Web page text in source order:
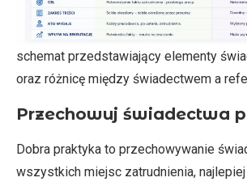
schemat przedstawiający elementy
oraz różnicę między świadectwem a
Przechowuj świadectwa
Dobra praktyka to przechowywanie
wszystkich miejsc zatrudnienia,